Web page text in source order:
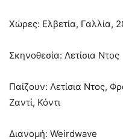
Χώρες: Ελβετία, Γαλλία,
Σκηνοθεσία: Λετίσια Ντος
Παίζουν: Λετίσια Ντος,
Ζαντί, Κόντι
Διανομή: Weirdwave